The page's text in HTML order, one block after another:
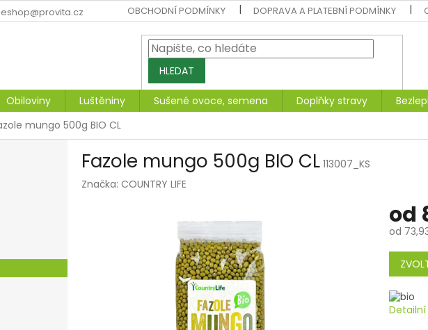
eshop@provita.cz OBCHODNÍ PODMÍNKY DOPRAVA A PLATEBNÍ PODMÍNKY
HLEDAT
Obiloviny Luštěniny Sušené ovoce, semena Doplňky stravy
mungo 500g BIO CL
Fazole mungo 500g BIO CL 113007_KS
Značka: COUNTRY LIFE
od
od
Měrná
cena: